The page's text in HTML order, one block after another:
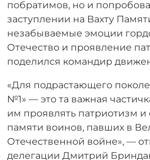
побратимов, но и
заступлении на Вахту
незабываемые эмоции
Отечество и проявление
поделился командир
«Для подрастающего
№1» — это та важная
им проявлять патриотизм и
памяти воинов, павших в
Отечественной войне», —
делегации Дмитрий